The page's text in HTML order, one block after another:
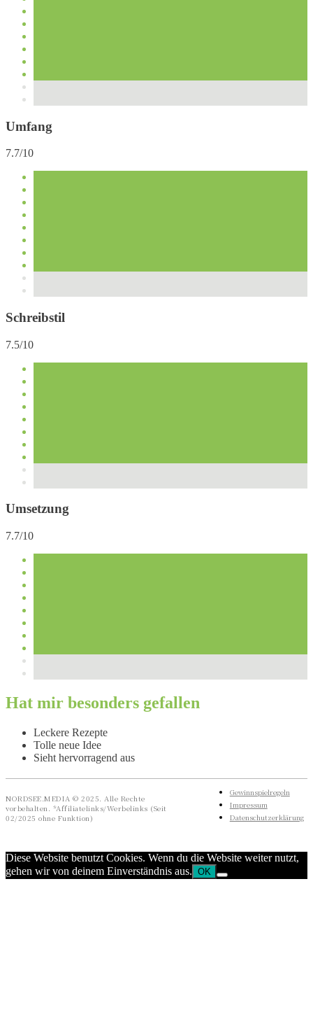
Umfang
7.7/10
Schreibstil
7.5/10
Umsetzung
7.7/10
Hat mir besonders gefallen
Leckere Rezepte
Tolle neue Idee
Sieht hervorragend aus
NORDSEE.MEDIA © 2025. Alle Rechte
vorbehalten. *Affiliatelinks/Werbelinks (Seit
02/2025 ohne Funktion)
Gewinnspielregeln
Impressum
Datenschutzerklärung
Diese Website benutzt Cookies. Wenn du die Website weiter nutzt,
gehen wir von deinem Einverständnis aus. OK